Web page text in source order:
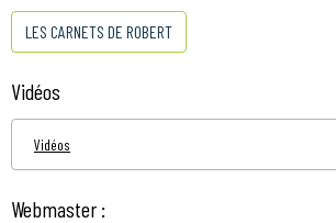
LES CARNETS DE ROBERT
Vidéos
Vidéos
Webmaster :